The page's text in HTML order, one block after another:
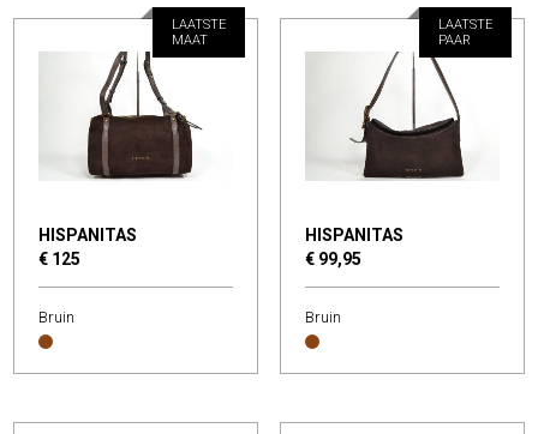
HISPANITAS
€ 125
LAATSTE
MAAT
Bruin
HISPANITAS
€ 99,95
LAATSTE
PAAR
Bruin